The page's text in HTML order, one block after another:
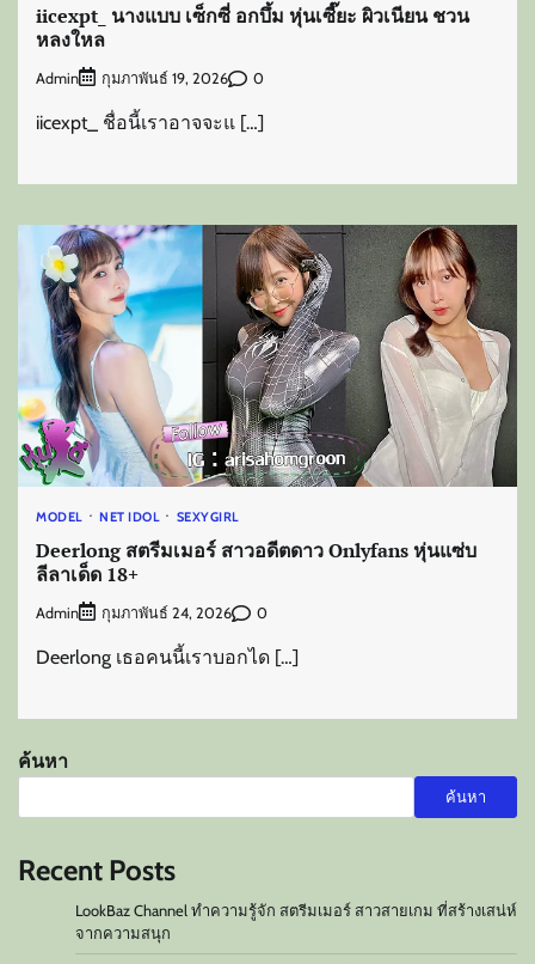
iicexpt_ นางแบบ เซ็กซี่ อกบึ้ม หุ่นเซี๊ยะ ผิวเนียน ชวน
หลงใหล
Admin กุมภาพันธ์ 19, 2026 0
iicexpt_ ชื่อนี้เราอาจจะแ […]
MODEL NET IDOL SEXYGIRL
Deerlong สตรีมเมอร์ สาวอดีตดาว Onlyfans หุ่นแซ่บ
ลีลาเด็ด 18+
Admin กุมภาพันธ์ 24, 2026 0
Deerlong เธอคนนี้เราบอกได […]
ค้นหา
ค้นหา
Recent Posts
LookBaz Channel ทำความรู้จัก สตรีมเมอร์ สาวสายเกม ที่สร้างเสน่ห์
จากความสนุก